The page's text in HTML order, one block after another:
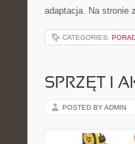
adaptacja. Na stronie
CATEGORIES:
SPRZĘT I
POSTED BY ADMIN